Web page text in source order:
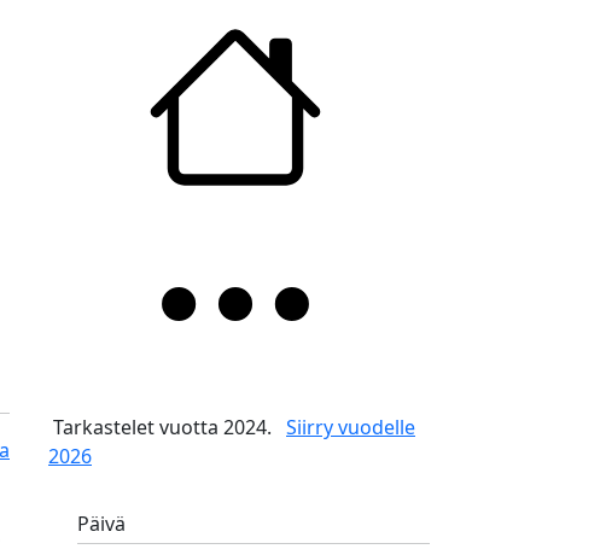
Tarkastelet vuotta 2024. Siirry vuodelle
2026
Päivä